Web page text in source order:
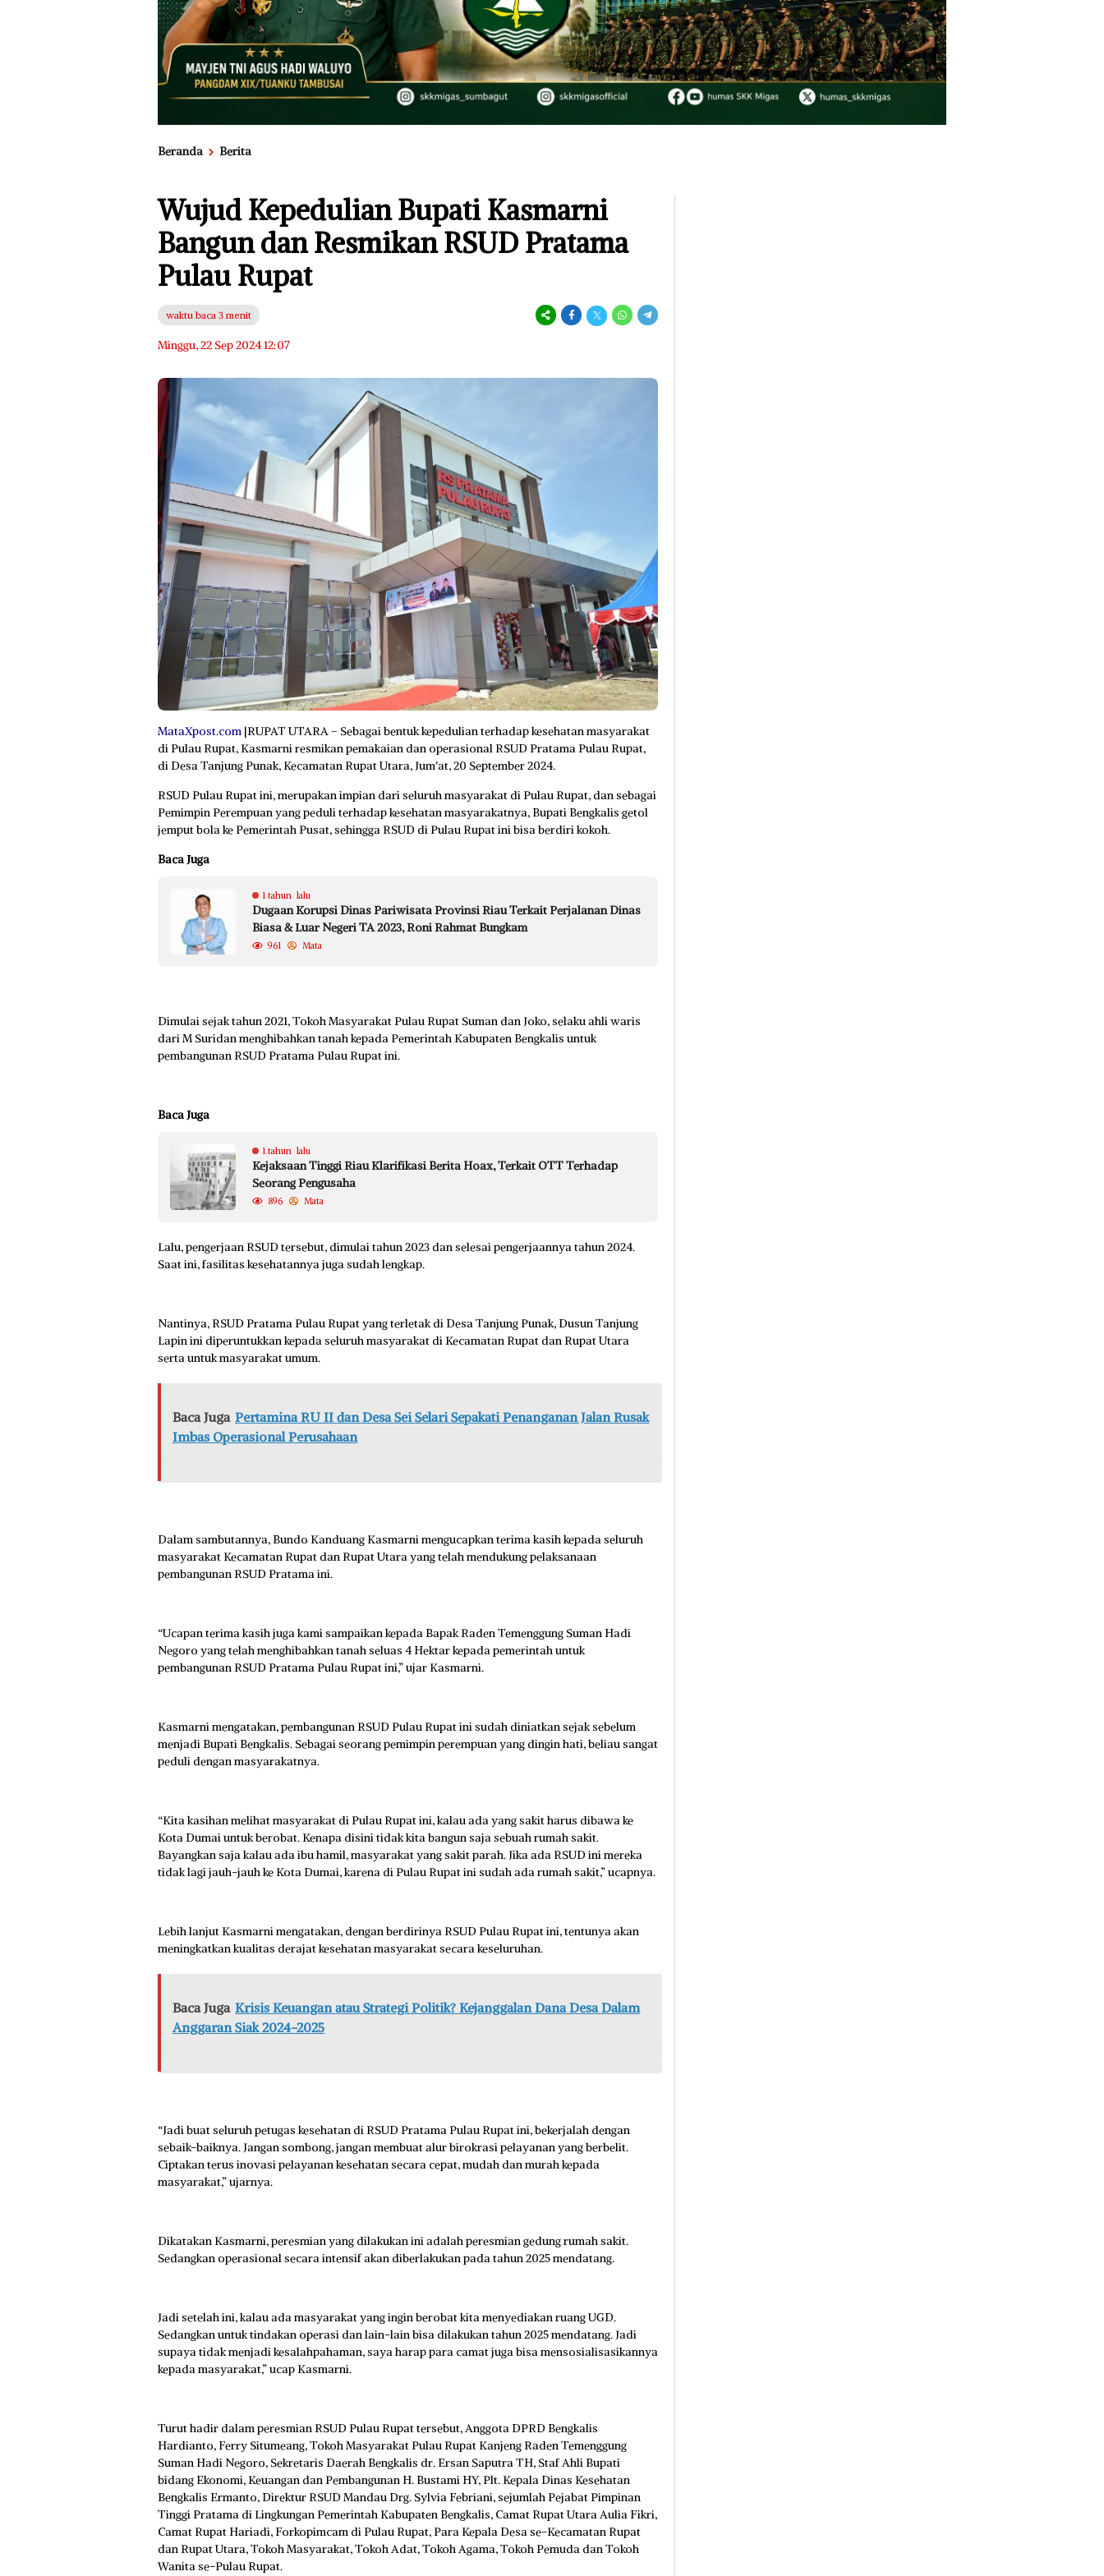
Beranda Berita
Wujud Kepedulian Bupati Kasmarni
Bangun dan Resmikan RSUD Pratama
Pulau Rupat
waktu baca 3 menit
Minggu, 22 Sep 2024 12:07
MataXpost.com |RUPAT UTARA – Sebagai bentuk kepedulian terhadap kesehatan masyarakat
di Pulau Rupat, Kasmarni resmikan pemakaian dan operasional RSUD Pratama Pulau Rupat,
di Desa Tanjung Punak, Kecamatan Rupat Utara, Jum’at, 20 September 2024.
RSUD Pulau Rupat ini, merupakan impian dari seluruh masyarakat di Pulau Rupat, dan sebagai
Pemimpin Perempuan yang peduli terhadap kesehatan masyarakatnya, Bupati Bengkalis getol
jemput bola ke Pemerintah Pusat, sehingga RSUD di Pulau Rupat ini bisa berdiri kokoh.
Baca Juga
1 tahun lalu
Dugaan Korupsi Dinas Pariwisata Provinsi Riau Terkait Perjalanan Dinas
Biasa & Luar Negeri TA 2023, Roni Rahmat Bungkam
961 Mata
Dimulai sejak tahun 2021, Tokoh Masyarakat Pulau Rupat Suman dan Joko, selaku ahli waris
dari M Suridan menghibahkan tanah kepada Pemerintah Kabupaten Bengkalis untuk
pembangunan RSUD Pratama Pulau Rupat ini.
Baca Juga
1 tahun lalu
Kejaksaan Tinggi Riau Klarifikasi Berita Hoax, Terkait OTT Terhadap
Seorang Pengusaha
896 Mata
Lalu, pengerjaan RSUD tersebut, dimulai tahun 2023 dan selesai pengerjaannya tahun 2024.
Saat ini, fasilitas kesehatannya juga sudah lengkap.
Nantinya, RSUD Pratama Pulau Rupat yang terletak di Desa Tanjung Punak, Dusun Tanjung
Lapin ini diperuntukkan kepada seluruh masyarakat di Kecamatan Rupat dan Rupat Utara
serta untuk masyarakat umum.
Baca Juga Pertamina RU II dan Desa Sei Selari Sepakati Penanganan Jalan Rusak
Imbas Operasional Perusahaan
Dalam sambutannya, Bundo Kanduang Kasmarni mengucapkan terima kasih kepada seluruh
masyarakat Kecamatan Rupat dan Rupat Utara yang telah mendukung pelaksanaan
pembangunan RSUD Pratama ini.
“Ucapan terima kasih juga kami sampaikan kepada Bapak Raden Temenggung Suman Hadi
Negoro yang telah menghibahkan tanah seluas 4 Hektar kepada pemerintah untuk
pembangunan RSUD Pratama Pulau Rupat ini,” ujar Kasmarni.
Kasmarni mengatakan, pembangunan RSUD Pulau Rupat ini sudah diniatkan sejak sebelum
menjadi Bupati Bengkalis. Sebagai seorang pemimpin perempuan yang dingin hati, beliau sangat
peduli dengan masyarakatnya.
“Kita kasihan melihat masyarakat di Pulau Rupat ini, kalau ada yang sakit harus dibawa ke
Kota Dumai untuk berobat. Kenapa disini tidak kita bangun saja sebuah rumah sakit.
Bayangkan saja kalau ada ibu hamil, masyarakat yang sakit parah. Jika ada RSUD ini mereka
tidak lagi jauh-jauh ke Kota Dumai, karena di Pulau Rupat ini sudah ada rumah sakit,” ucapnya.
Lebih lanjut Kasmarni mengatakan, dengan berdirinya RSUD Pulau Rupat ini, tentunya akan
meningkatkan kualitas derajat kesehatan masyarakat secara keseluruhan.
Baca Juga Krisis Keuangan atau Strategi Politik? Kejanggalan Dana Desa Dalam
Anggaran Siak 2024-2025
“Jadi buat seluruh petugas kesehatan di RSUD Pratama Pulau Rupat ini, bekerjalah dengan
sebaik-baiknya. Jangan sombong, jangan membuat alur birokrasi pelayanan yang berbelit.
Ciptakan terus inovasi pelayanan kesehatan secara cepat, mudah dan murah kepada
masyarakat,” ujarnya.
Dikatakan Kasmarni, peresmian yang dilakukan ini adalah peresmian gedung rumah sakit.
Sedangkan operasional secara intensif akan diberlakukan pada tahun 2025 mendatang.
Jadi setelah ini, kalau ada masyarakat yang ingin berobat kita menyediakan ruang UGD.
Sedangkan untuk tindakan operasi dan lain-lain bisa dilakukan tahun 2025 mendatang. Jadi
supaya tidak menjadi kesalahpahaman, saya harap para camat juga bisa mensosialisasikannya
kepada masyarakat,” ucap Kasmarni.
Turut hadir dalam peresmian RSUD Pulau Rupat tersebut, Anggota DPRD Bengkalis
Hardianto, Ferry Situmeang, Tokoh Masyarakat Pulau Rupat Kanjeng Raden Temenggung
Suman Hadi Negoro, Sekretaris Daerah Bengkalis dr. Ersan Saputra TH, Staf Ahli Bupati
bidang Ekonomi, Keuangan dan Pembangunan H. Bustami HY, Plt. Kepala Dinas Kesehatan
Bengkalis Ermanto, Direktur RSUD Mandau Drg. Sylvia Febriani, sejumlah Pejabat Pimpinan
Tinggi Pratama di Lingkungan Pemerintah Kabupaten Bengkalis, Camat Rupat Utara Aulia Fikri,
Camat Rupat Hariadi, Forkopimcam di Pulau Rupat, Para Kepala Desa se-Kecamatan Rupat
dan Rupat Utara, Tokoh Masyarakat, Tokoh Adat, Tokoh Agama, Tokoh Pemuda dan Tokoh
Wanita se-Pulau Rupat.